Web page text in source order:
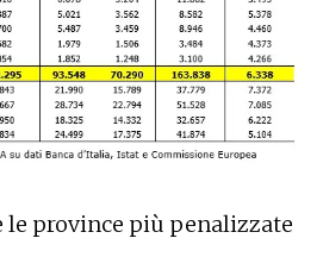
le province più penalizzate